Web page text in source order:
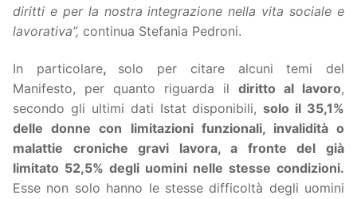
diritti e per la nostra integrazione nella vita sociale e
lavorativa”, continua Stefania Pedroni.
In particolare, solo per citare alcuni temi del
Manifesto, per quanto riguarda il diritto al lavoro,
secondo gli ultimi dati Istat disponibili,solo il 35,1%
delle donne con limitazioni funzionali, invalidità o
malattie croniche gravi lavora, a fronte del già
limitato 52,5% degli uomini nelle stesse condizioni.
Esse non solo hanno le stesse difficoltà degli uomini